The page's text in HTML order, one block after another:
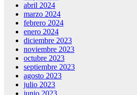
abril 2024
marzo 2024
febrero 2024
enero 2024
diciembre 2023
noviembre 2023
octubre 2023
septiembre 2023
agosto 2023
julio 2023
junio 2023